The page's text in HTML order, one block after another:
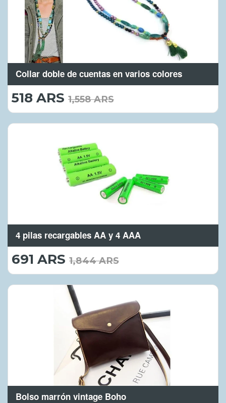
Collar doble de cuentas en varios colores
518 ARS 518.00
ARS
1,558 ARS
4 pilas recargables AA y 4 AAA
691 ARS 691.00
ARS
1,844 ARS
Bolso marrón vintage Boho